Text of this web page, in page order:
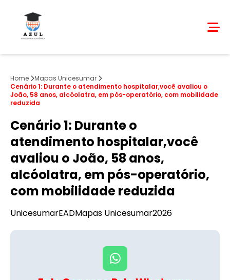
Home
Mapas Unicesumar
Cenário 1: Durante o atendimento hospitalar,você avaliou o
João, 58 anos, alcóolatra, em pós-operatório, com mobilidade
reduzida
Cenário 1: Durante o
atendimento hospitalar,você
avaliou o João, 58 anos,
alcóolatra, em pós-operatório,
com mobilidade reduzida
UnicesumarEADMapas Unicesumar2026